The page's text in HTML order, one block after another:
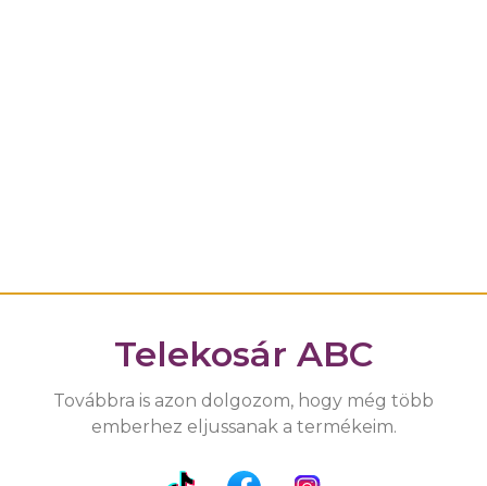
Telekosár ABC
Továbbra is azon dolgozom, hogy még több
emberhez eljussanak a termékeim.